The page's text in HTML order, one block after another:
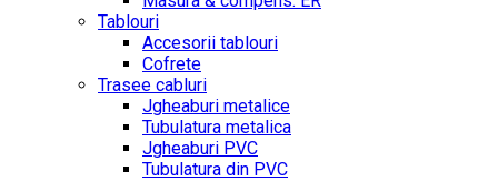
Tablouri
Accesorii tablouri
Cofrete
Trasee cabluri
Jgheaburi metalice
Tubulatura metalica
Jgheaburi PVC
Tubulatura din PVC